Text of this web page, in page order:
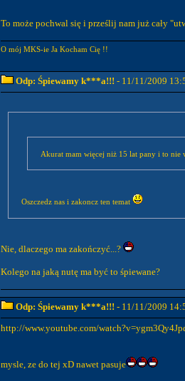
To może pochwal się i prześlij nam już cały
O mój MKS-ie Ja Kocham Cię !!
Odp: Śpiewamy k***a!!! - 11/11/2009
Akurat mam więcej niż 15 lat pany i to nie
Oszczedz nas i zakoncz ten temat
Nie, dlaczego ma zakończyć...?
Kolego na jaką nutę ma być to śpiewane?
Odp: Śpiewamy k***a!!! - 11/11/2009
http://www.youtube.com/
mysle, ze do tej xD nawet pasuje